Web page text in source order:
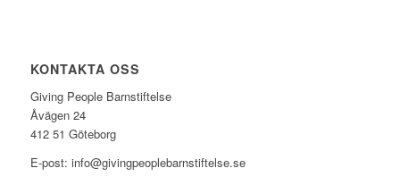
KONTAKTA OSS
Giving People Barnstiftelse
Åvägen 24
412 51 Göteborg
E-post: info@givingpeoplebarnstiftelse.se